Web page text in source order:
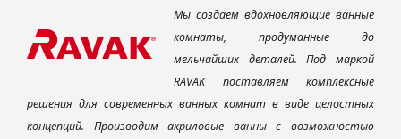
Мы создаем вдохновляющие ванные
комнаты, продуманные до
мельчайших деталей. Под маркой
RAVAK поставляем комплексные
решения для современных ванных комнат в виде целостных
концепций. Производим акриловые ванны с возможностью